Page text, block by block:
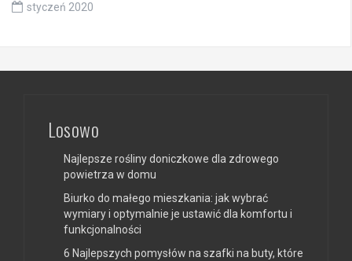
styczeń 2020
Losowo
Najlepsze rośliny doniczkowe dla zdrowego
powietrza w domu
Biurko do małego mieszkania: jak wybrać
wymiary i optymalnie je ustawić dla komfortu i
funkcjonalności
6 Najlepszych pomysłów na szafki na buty, które